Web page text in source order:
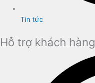
Tin tức
Hỗ trợ khách hàng